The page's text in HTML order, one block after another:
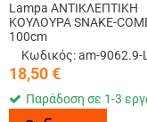
Lampa ΑΝΤΙΚΛΕΠΤΙΚΗ
ΚΟΥΛΟΥΡΑ SNAKE-
100cm
Κωδικός: am-9062.9-
18,50€
Παράδοση σε 1-3